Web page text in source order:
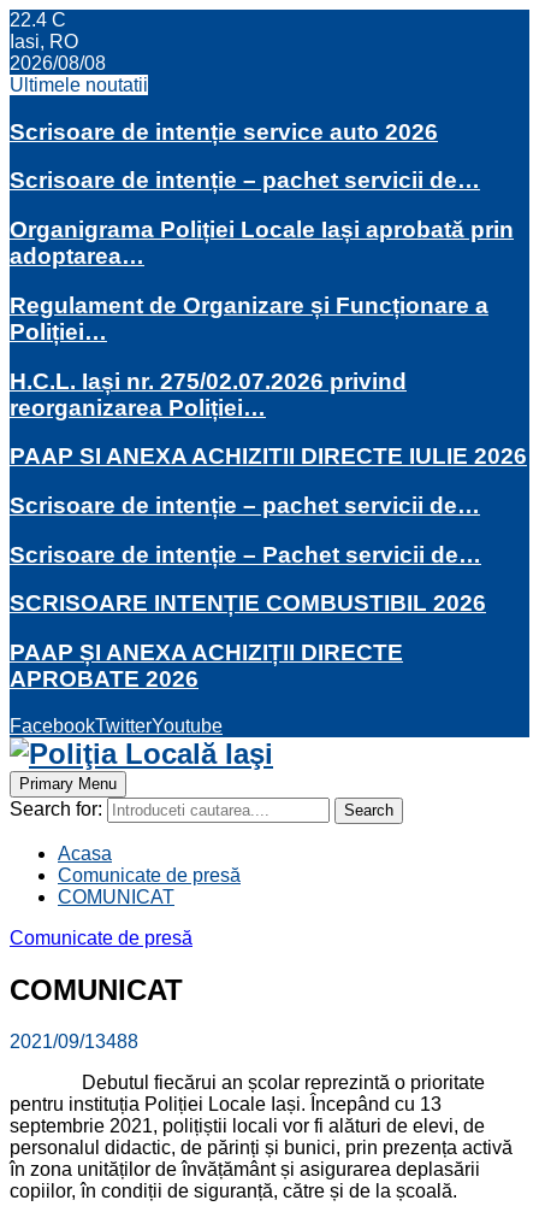
22.4 C
Iasi, RO
2026/08/08
Ultimele noutatii
Scrisoare de intenție service auto 2026
Scrisoare de intenție – pachet servicii de…
Organigrama Poliției Locale Iași aprobată prin
adoptarea…
Regulament de Organizare și Funcționare a
Poliției…
H.C.L. Iași nr. 275/02.07.2026 privind
reorganizarea Poliției…
PAAP SI ANEXA ACHIZITII DIRECTE IULIE 2026
Scrisoare de intenție – pachet servicii de…
Scrisoare de intenție – Pachet servicii de…
SCRISOARE INTENȚIE COMBUSTIBIL 2026
PAAP ȘI ANEXA ACHIZIȚII DIRECTE
APROBATE 2026
FacebookTwitterYoutube
Primary Menu
Search for: Search
Acasa
Comunicate de presă
COMUNICAT
Comunicate de presă
COMUNICAT
2021/09/13488
Debutul fiecărui an școlar reprezintă o prioritate
pentru instituția Poliției Locale Iași. Începând cu 13
septembrie 2021, polițiștii locali vor fi alături de elevi, de
personalul didactic, de părinți și bunici, prin prezența activă
în zona unităților de învățământ și asigurarea deplasării
copiilor, în condiții de siguranță, către și de la școală.